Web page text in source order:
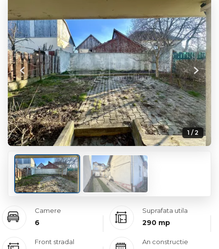
1 / 2
Previous Next
Camere
6
Suprafata utila
290 mp
Front stradal An constructie